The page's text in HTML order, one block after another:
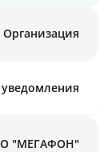
Организация
"МЕГАФОН"